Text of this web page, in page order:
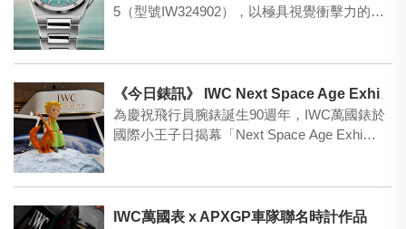
5（型號IW324902），以極具視覺衝擊力的
為慶祝飛行員腕錶誕生90週年，IWC萬國錶於
國際小王子日揭幕「Next Space Age Exhi…
IWC萬國表 x APXGP車隊聯名時計作品